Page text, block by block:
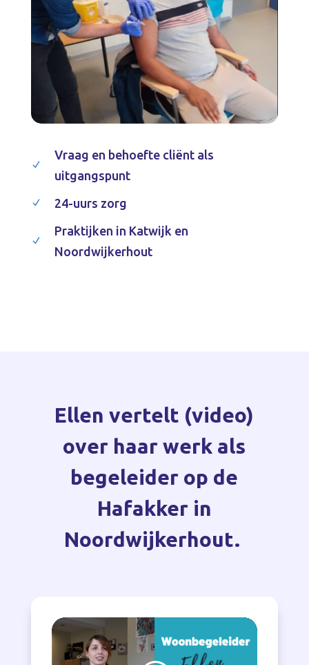
N
Vraag en behoefte cliënt als
uitgangspunt
N 24-uurs zorg
N
Praktijken in Katwijk en
Noordwijkerhout
Ellen vertelt (video)
over haar werk als
begeleider op de
Hafakker in
Noordwijkerhout.